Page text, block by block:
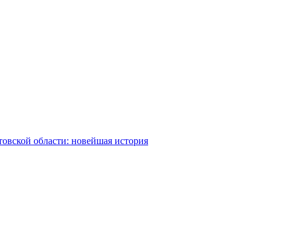
области: новейшая история